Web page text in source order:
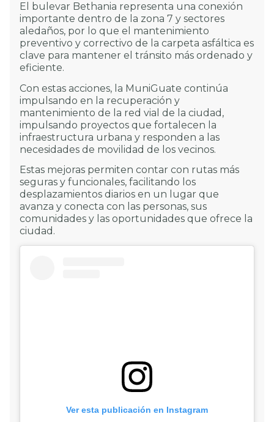
El bulevar Bethania representa una conexión
importante dentro de la zona 7 y sectores
aledaños, por lo que el mantenimiento
preventivo y correctivo de la carpeta asfáltica es
clave para mantener el tránsito más ordenado y
eficiente.
Con estas acciones, la MuniGuate continúa
impulsando en la recuperación y
mantenimiento de la red vial de la ciudad,
impulsando proyectos que fortalecen la
infraestructura urbana y responden a las
necesidades de movilidad de los vecinos.
Estas mejoras permiten contar con rutas más
seguras y funcionales, facilitando los
desplazamientos diarios en un lugar que
avanza y conecta con las personas, sus
comunidades y las oportunidades que ofrece la
ciudad.
Ver esta publicación en Instagram